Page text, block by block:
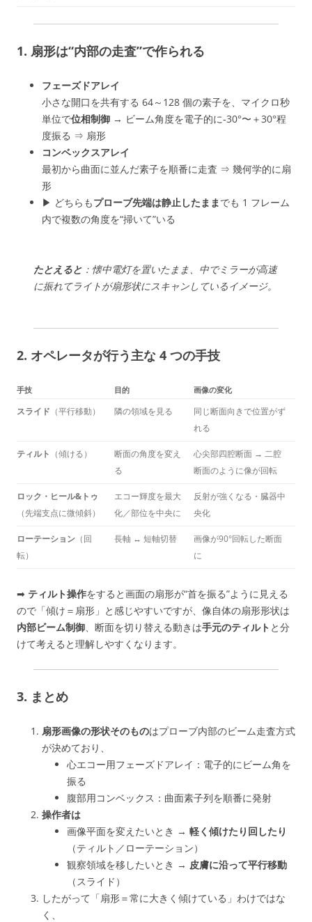
1. 扇形は“内部の走査”で作られる
フェーズドアレイ
小さな開口を共有する 64～128 個の素子を、マイクロ秒
単位で位相制御 → ビーム角度を電子的に‐30°〜＋30°程
度振る ⇒ 扇形
コンベックスアレイ
最初から曲面に並んだ素子を順番に走査 ⇒ 幾何学的に扇
形
▶︎ どちらもプローブ先端は静止したままでも 1 フレーム
内で複数の角度を“掃いて”いる
たとえると ：懐中電灯を置いたまま、中でミラーが高速
に振れてライトが扇形状にスキャンしているイメージ。
2. オペレータが行う主な 4 つの手技
手技 目的 画像の変化
スライド （平行移動） 隣の領域を見る
同じ断面向きで位置がず
れる
ティルト （傾ける）
断面の角度を変え
る
心尖部四腔断面 → 二腔
断面のように像が回転
ロック・ヒール&トゥ
（先端支点に微傾斜）
エコー輝度を最大
化／部位を中央に
反射が強くなる・臓器中
央化
ローテーション （回
転）
長軸 ↔ 短軸切替
画像が90°回転した断面
に
➡ ティルト操作をすると画面の扇形が“首を振る”ように見える
ので「傾け＝扇形」と感じやすいですが、像自体の扇形形状は
内部ビーム制御、断面を切り替える動きは手元のティルト と分
けて考えると理解しやすくなります。
3. まとめ
扇形画像の形状そのものはプローブ内部のビーム走査方式
が決めており、
心エコー用フェーズドアレイ：電子的にビーム角を
振る
腹部用コンベックス：曲面素子列を順番に発射
操作者は
画像平面を変えたいとき → 軽く傾けたり回したり
（ティルト／ローテーション）
観察領域を移したいとき → 皮膚に沿って平行移動
（スライド）
したがって「扇形＝常に大きく傾けている」わけではな
く、